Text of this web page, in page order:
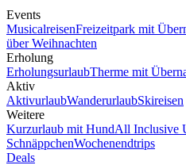
Events
MusicalreisenFreizeitpark mit
über Weihnachten
Erholung
ErholungsurlaubTherme mit
Aktiv
AktivurlaubWanderurlaubSkireisen
Weitere
Kurzurlaub mit HundAll Inclusive
SchnäppchenWochenendtrips
Deals